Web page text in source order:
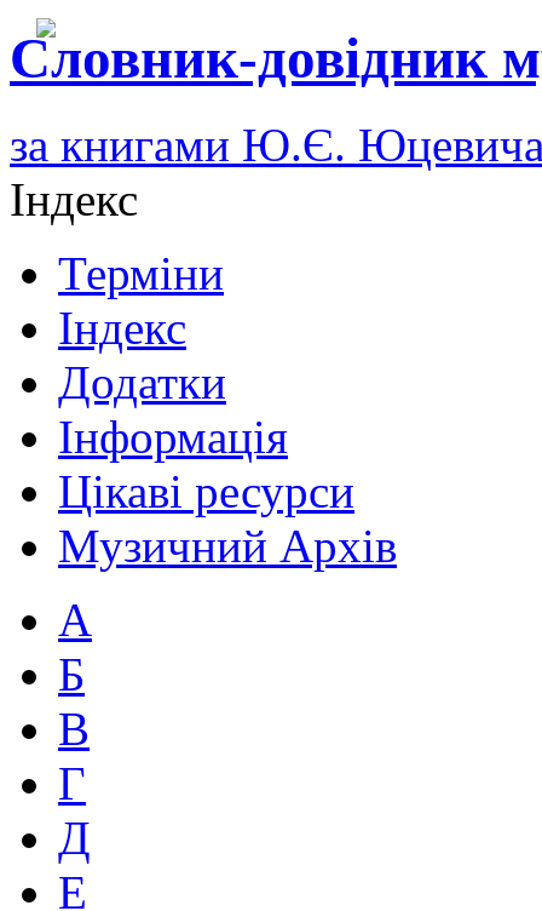
Словник-довідник
за книгами Ю.Є.
Індекс
Терміни
Індекс
Додатки
Інформація
Цікаві ресурси
Музичний Архів
А
Б
В
Г
Д
Е